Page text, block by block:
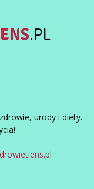
urody i diety.